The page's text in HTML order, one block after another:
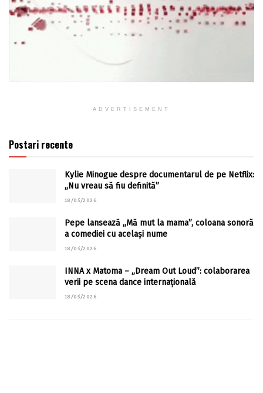
ADVERTISEMENT
Postari recente
Kylie Minogue despre documentarul de pe Netflix:
„Nu vreau să fiu definită”
18/05/2026
Pepe lansează „Mă mut la mama”, coloana sonoră
a comediei cu același nume
18/05/2026
INNA x Matoma – „Dream Out Loud”: colaborarea
verii pe scena dance internațională
18/05/2026